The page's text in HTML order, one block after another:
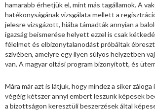
hamarabb érhetjük el, mint más tagállamok. A
hatékonyságának vizsgálata mellett a
jelesre vizsgázott, hiába támadták annyian a
igazság beismerése helyett ezzel is csak
félelmet és elbizonytalanodást próbáltak
szívében, amelyre egy ilyen súlyos helyzetben
van. A magyar oltási program bizonyított, és
Mára már azt is látjuk, hogy mindez a siker záloga
végéig kétszer annyi embert leszünk képesek
a bizottságon keresztüli beszerzések által